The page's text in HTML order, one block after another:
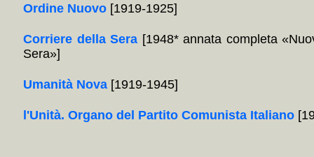
Ordine Nuovo [1919-1925]
Corriere della Sera [1948* annata completa
Sera»]
Umanità Nova [1919-1945]
l'Unità. Organo del Partito Comunista Italiano